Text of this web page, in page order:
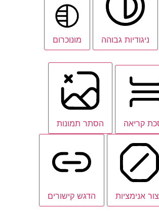
ניגודיות גבוהה
מונוכרום
קריאה הסתר תמונות
אנימציות הדגש קישורים